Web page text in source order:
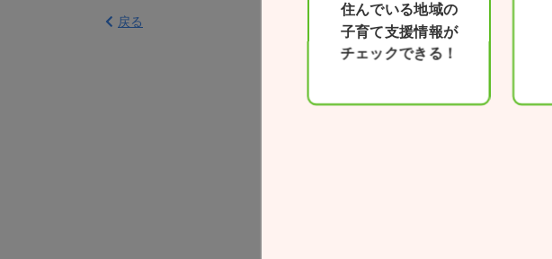
戻る
住んでいる地域の
子育て支援情報が
チェックできる！